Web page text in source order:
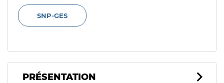
SNP-GES
PRÉSENTATION